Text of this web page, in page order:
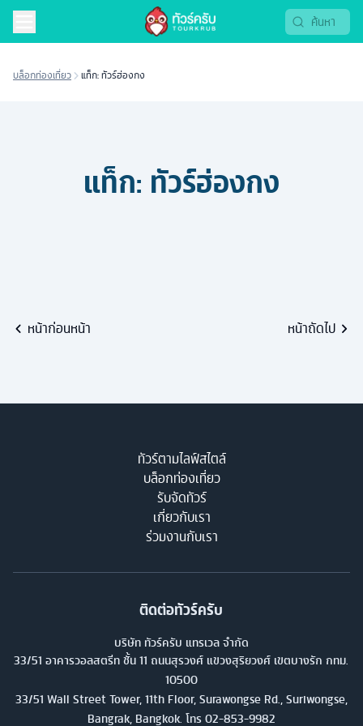
บล็อกท่องเที่ยว แท็ก: ทัวร์ฮ่องกง
แท็ก: ทัวร์ฮ่องกง
หน้าก่อนหน้า หน้าถัดไป
ทัวร์ตามไลฟ์สไตล์
บล็อกท่องเที่ยว
รับจัดทัวร์
เกี่ยวกับเรา
ร่วมงานกับเรา
ติดต่อทัวร์ครับ
บริษัท ทัวร์ครับ แทรเวล จำกัด
33/51 อาคารวอลสตรีท ชั้น 11 ถนนสุรวงศ์ แขวงสุริยวงศ์ เขตบางรัก กทม.
10500
33/51 Wall Street Tower, 11th Floor, Surawongse Rd., Suriwongse,
Bangrak, Bangkok. โทร 02-853-9982